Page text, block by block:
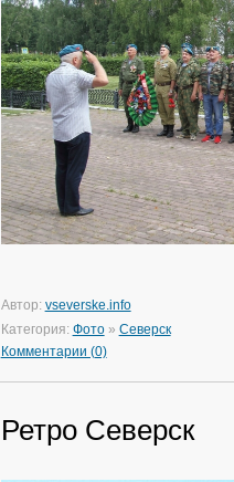
Автор: vseverske.info
Категория: Фото» Северск
Комментарии (0)
Ретро Северск